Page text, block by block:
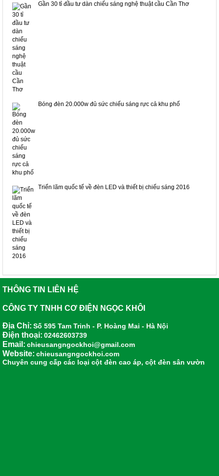
Gần 30 tỉ đầu tư dàn chiếu sáng nghệ thuật cầu Cần Thơ
Bóng đèn 20.000w đủ sức chiếu sáng rực cả khu phố
Triển lãm quốc tế về đèn LED và thiết bị chiếu sáng 2016
THÔNG TIN LIÊN HỆ
CÔNG TY TNHH CƠ ĐIỆN NGỌC KHÔI
Địa Chỉ: Số 595 Tam Trinh - P. Hoàng Mai - Hà Nội
Điện thoại: 02462603739
Email: chieusangngockhoi@gmail.com
Website: chieusangngockhoi.com
Chuyên cung cấp các loại cột đèn cao áp, cột đèn sân vườn